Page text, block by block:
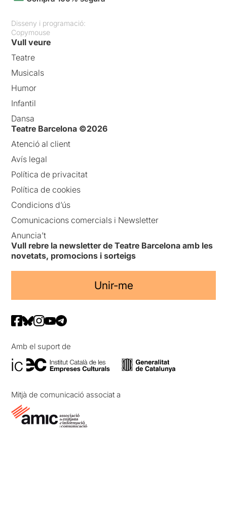
Disseny i programació:
Copymouse
Vull veure
Teatre
Musicals
Humor
Infantil
Dansa
Teatre Barcelona ©2026
Atenció al client
Avís legal
Política de privacitat
Política de cookies
Condicions d’ús
Comunicacions comercials i Newsletter
Anuncia’t
Vull rebre la newsletter de Teatre Barcelona amb les
novetats, promocions i sorteigs
Unir-me
Amb el suport de
Mitjà de comunicació associat a